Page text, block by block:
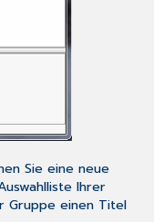
Sie eine neue
Ihrer
Gruppe einen Titel